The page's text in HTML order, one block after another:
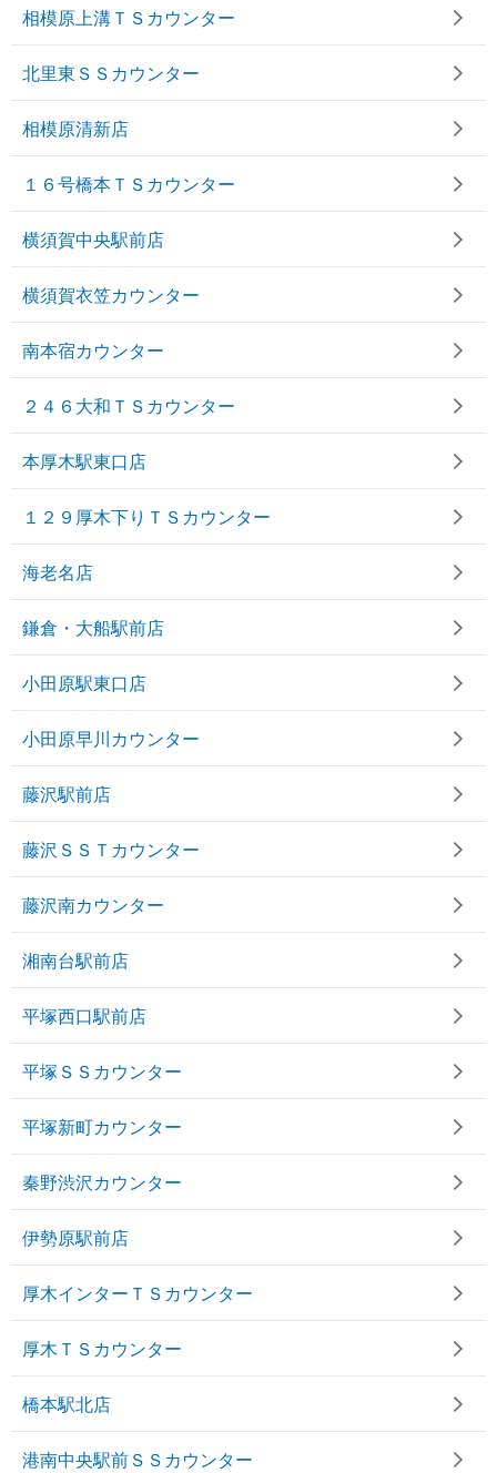
相模原上溝ＴＳカウンター
北里東ＳＳカウンター
相模原清新店
１６号橋本ＴＳカウンター
横須賀中央駅前店
横須賀衣笠カウンター
南本宿カウンター
２４６大和ＴＳカウンター
本厚木駅東口店
１２９厚木下りＴＳカウンター
海老名店
鎌倉・大船駅前店
小田原駅東口店
小田原早川カウンター
藤沢駅前店
藤沢ＳＳＴカウンター
藤沢南カウンター
湘南台駅前店
平塚西口駅前店
平塚ＳＳカウンター
平塚新町カウンター
秦野渋沢カウンター
伊勢原駅前店
厚木インターＴＳカウンター
厚木ＴＳカウンター
橋本駅北店
港南中央駅前ＳＳカウンター